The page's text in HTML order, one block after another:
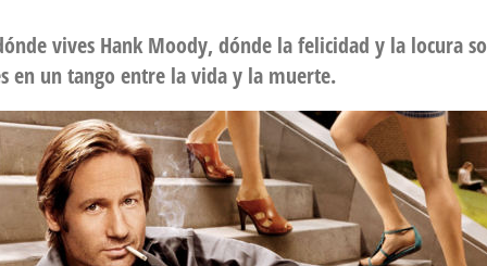
vives Hank Moody, dónde la felicidad y la locura
en un tango entre la vida y la muerte.